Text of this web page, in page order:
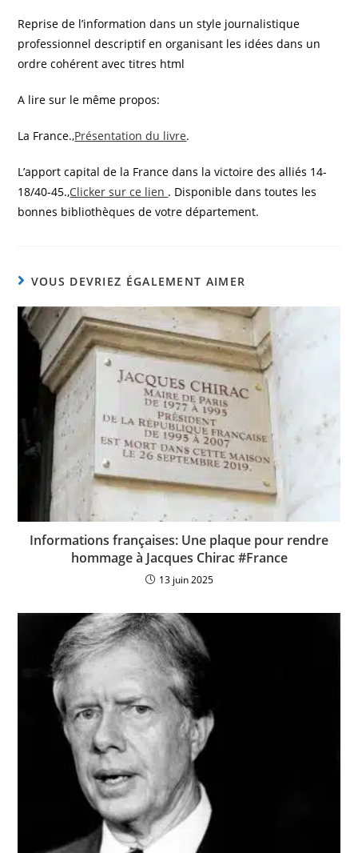
Reprise de l’information dans un style journalistique
professionnel descriptif en organisant les idées dans un
ordre cohérent avec titres html
A lire sur le même propos:
La France.,Présentation du livre.
L’apport capital de la France dans la victoire des alliés 14-
18/40-45.,Clicker sur ce lien . Disponible dans toutes les
bonnes bibliothèques de votre département.
VOUS DEVRIEZ ÉGALEMENT AIMER
Informations françaises: Une plaque pour rendre
hommage à Jacques Chirac #France
13 juin 2025